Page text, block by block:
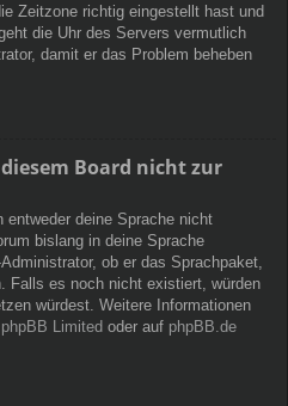
Zeitzone richtig eingestellt hast und
die Uhr des Servers vermutlich
damit er das Problem beheben
Board nicht zur
entweder deine Sprache nicht
bislang in deine Sprache
ob er das Sprachpaket,
Falls es noch nicht existiert, würden
würdest. Weitere Informationen
phpBB Limited oder auf phpBB.de